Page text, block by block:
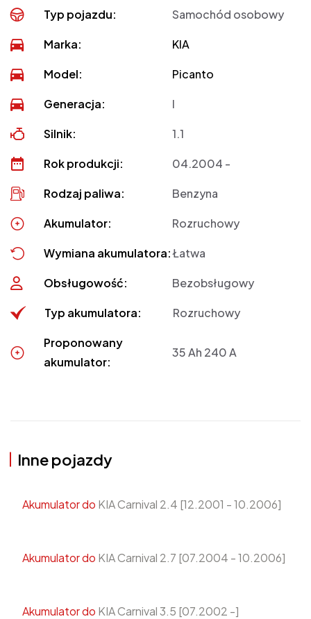
Typ pojazdu: Samochód osobowy
Marka: KIA
Model: Picanto
Generacja: I
Silnik: 1.1
Rok produkcji: 04.2004 -
Rodzaj paliwa: Benzyna
Akumulator: Rozruchowy
Wymiana akumulatora:Łatwa
Obsługowość: Bezobsługowy
Typ akumulatora: Rozruchowy
Proponowany
akumulator:
35 Ah 240 A
Inne pojazdy
Akumulator do KIA Carnival 2.4 [12.2001 - 10.2006]
Akumulator do KIA Carnival 2.7 [07.2004 - 10.2006]
Akumulator do KIA Carnival 3.5 [07.2002 -]